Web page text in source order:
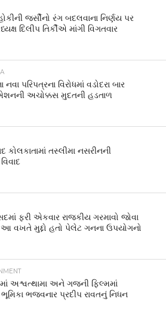
જર્સીનો રંગ બદલવાના નિર્ણય પર
દિલીપ તિર્કીએ માંગી વિગતવાર
નવા પરિપત્રના વિરોધમાં વડોદરા બાર
અચોક્કસ મુદતની હડતાળ
કોલકાતામાં તસ્લીમા નસરીનની
ફરી એકવાર રાજકીય ગરમાવો જોવા
વખતે મુદ્દો હતો પેલેટ ગનના ઉપયોગનો
અશ્વત્થામા અને ગજની ફિલ્મમાં
ભજવનાર પ્રદીપ રાવતનું નિધન